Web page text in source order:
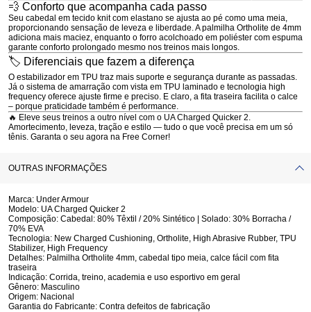
💨 Conforto que acompanha cada passo
Seu cabedal em tecido knit com elastano se ajusta ao pé como uma meia,
proporcionando sensação de leveza e liberdade. A palmilha Ortholite de 4mm
adiciona mais maciez, enquanto o forro acolchoado em poliéster com espuma
garante conforto prolongado mesmo nos treinos mais longos.
🏷 Diferenciais que fazem a diferença
O estabilizador em TPU traz mais suporte e segurança durante as passadas.
Já o sistema de amarração com vista em TPU laminado e tecnologia high
frequency oferece ajuste firme e preciso. E claro, a fita traseira facilita o calce
– porque praticidade também é performance.
🔥 Eleve seus treinos a outro nível com o UA Charged Quicker 2.
Amortecimento, leveza, tração e estilo — tudo o que você precisa em um só
tênis. Garanta o seu agora na Free Corner!
OUTRAS INFORMAÇÕES
Marca: Under Armour
Modelo: UA Charged Quicker 2
Composição: Cabedal: 80% Têxtil / 20% Sintético | Solado: 30% Borracha /
70% EVA
Tecnologia: New Charged Cushioning, Ortholite, High Abrasive Rubber, TPU
Stabilizer, High Frequency
Detalhes: Palmilha Ortholite 4mm, cabedal tipo meia, calce fácil com fita
traseira
Indicação: Corrida, treino, academia e uso esportivo em geral
Gênero: Masculino
Origem: Nacional
Garantia do Fabricante: Contra defeitos de fabricação